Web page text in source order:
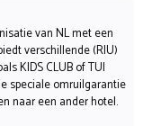
van NL met een
verschillende (RIU)
KIDS CLUB of TUI
speciale omruilgarantie
naar een ander hotel.